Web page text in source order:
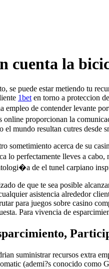
cuenta la
se puede estar metiendo tu
1bet en torno a proteccion
empleo de contender levante
online proporcionan la
mundo resultan cutres desde
sometimiento acerca de su
lo perfectamente lleves a
de el tunel carpiano
de que te sea posible
asistencia alrededor
para juegos sobre casino
Para vivencia de
suministrar recursos extra
(ademi?s conocido como